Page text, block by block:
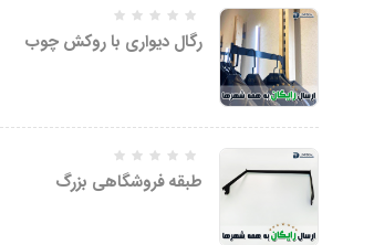
رگال دیواری با روکش چوب
طبقه فروشگاهی بزرگ